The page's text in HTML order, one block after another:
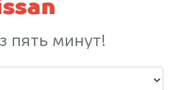
пять минут!